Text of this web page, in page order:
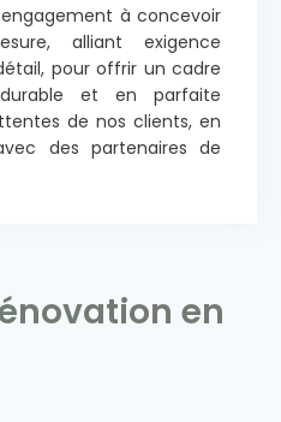
à concevoir
alliant exigence
pour offrir un cadre
et en parfaite
de nos clients, en
des partenaires de
en